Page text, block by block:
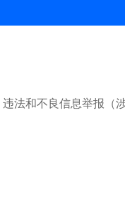
违法和不良信息举报（